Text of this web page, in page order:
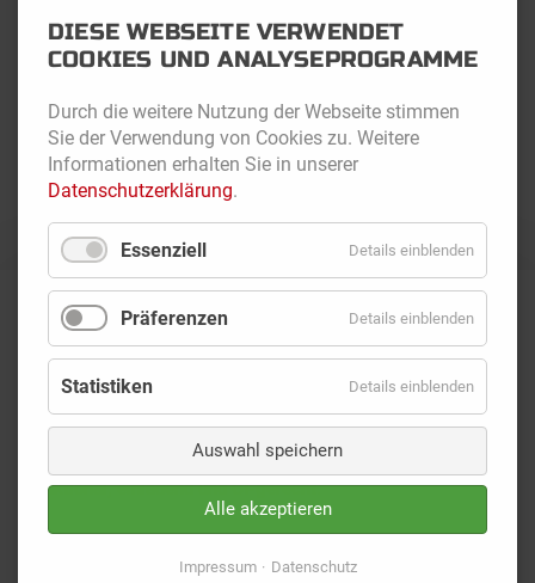
NEUGESTALTUNG EINER SB WAND
Eine zeitgemäße SB-Wand ist weit mehr als nur Technik –
sie ist Visitenkarte, Markenfläche und Servicepunkt
Umsetzung von SB-Zonen gestalten wir Ihre Wandflächen
funktional, einladend und CI-gerecht.
Ihre SB-Wand exakt nach den Anforderungen Ihres
DIESE WEBSEITE VERWENDET
COOKIES UND ANALYSEPROGRAMME
Durch die weitere Nutzung der Webseite stimmen
Sie der Verwendung von Cookies zu. Weitere
Informationen erhalten Sie in unserer
Datenschutzerklärung.
Essenziell Details einblenden
Präferenzen Details einblenden
Statistiken Details einblenden
Auswahl speichern
Alle akzeptieren
Impressum Datenschutz